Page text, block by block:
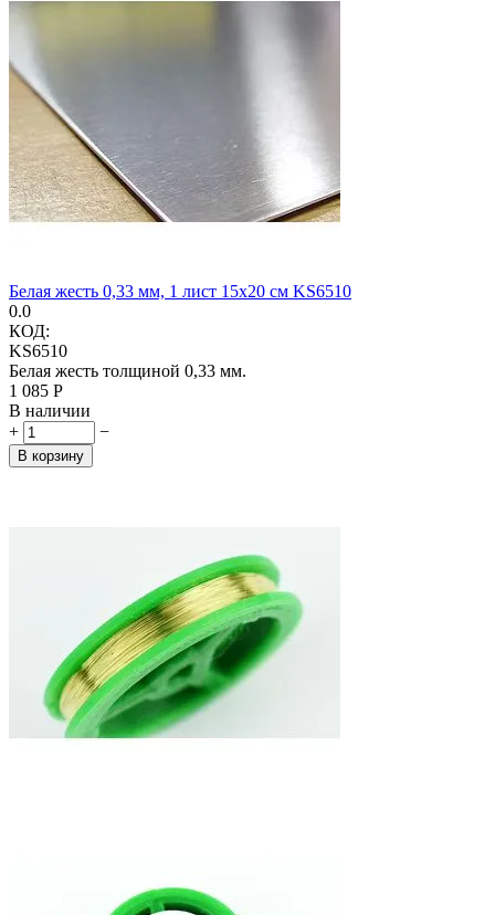
Белая жесть 0,33 мм, 1 лист 15х20 см KS6510
0.0
КОД:
KS6510
Белая жесть толщиной 0,33 мм.
1 085 Р
В наличии
+
−
В корзину